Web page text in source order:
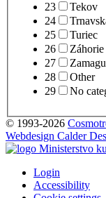
23
Tekov
24
25
Turiec
26
Záhorie
27
28
Other
29
No
© 1993-2026
Webdesign Calder
Login
Accessibility